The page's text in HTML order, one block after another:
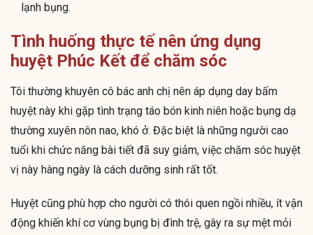
lạnh bụng.
Tình huống thực tế nên ứng dụng
huyệt Phúc Kết để chăm sóc
Tôi thường khuyên cô bác anh chị nên áp dụng day bấm
huyệt này khi gặp tình trạng táo bón kinh niên hoặc bụng dạ
thường xuyên nôn nao, khó ở. Đặc biệt là những người cao
tuổi khi chức năng bài tiết đã suy giảm, việc chăm sóc huyệt
vị này hàng ngày là cách dưỡng sinh rất tốt.
Huyệt cũng phù hợp cho người có thói quen ngồi nhiều, ít vận
động khiến khí cơ vùng bụng bị đình trệ, gây ra sự mệt mỏi